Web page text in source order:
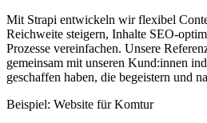
Mit Strapi entwickeln wir flexibel
Reichweite steigern, Inhalte SEO-
Prozesse vereinfachen. Unsere
gemeinsam mit unseren Kund:innen
geschaffen haben, die begeistern und
Beispiel: Website für Komtur